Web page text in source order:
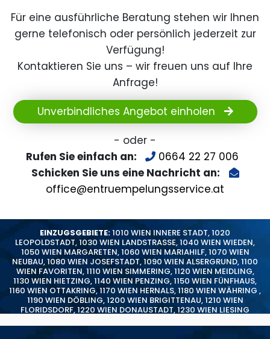
Für eine ausführliche Beratung stehen wir Ihnen
gerne telefonisch oder persönlich jederzeit zur
Verfügung!
Kontaktieren Sie uns – wir freuen uns auf Ihre
Anfrage!
Unverbindliches Angebot einholen
- oder -
Rufen Sie einfach an:
0664 22 27 006
Schicken Sie uns eine Nachricht an:
office@entruempelungsservice.at
EINZUGSGEBIETE:1010 WIEN INNERE STADT,1020
LEOPOLDSTADT,1030 WIEN LANDSTRASSE,1040 WIEN WIEDEN,
1050 WIEN MARGARETEN,1060 WIEN MARIAHILF,1070 WIEN
NEUBAU,1080 WIEN JOSEFSTADT,1090 WIEN ALSERGRUND,1100
WIEN FAVORITEN,1110 WIEN SIMMERING,1120 WIEN MEIDLING,
1130 WIEN HIETZING,1140 WIEN PENZING,1150 WIEN FÜNFHAUS,
1160 WIEN OTTAKRING,1170 WIEN HERNALS,1180 WIEN WÄHRING ,
1190 WIEN DÖBLING,1200 WIEN BRIGITTENAU,1210 WIEN
FLORIDSDORF,1220 WIEN DONAUSTADT,1230 WIEN LIESING